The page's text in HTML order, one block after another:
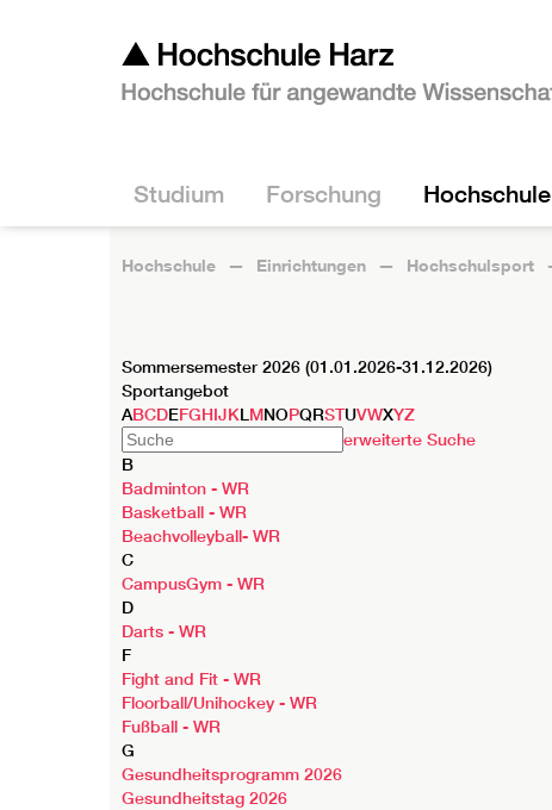
Studium Forschung Hochschule
Hochschule Einrichtungen Hochschulsport
Sommersemester 2026 (01.01.2026-31.12.2026)
Sportangebot
ABCDEFGHIJKLMNOPQRSTUVWXYZ
erweiterte Suche
B
Badminton - WR
Basketball - WR
Beachvolleyball- WR
C
CampusGym - WR
D
Darts - WR
F
Fight and Fit - WR
Floorball/Unihockey - WR
Fußball - WR
G
Gesundheitsprogramm 2026
Gesundheitstag 2026